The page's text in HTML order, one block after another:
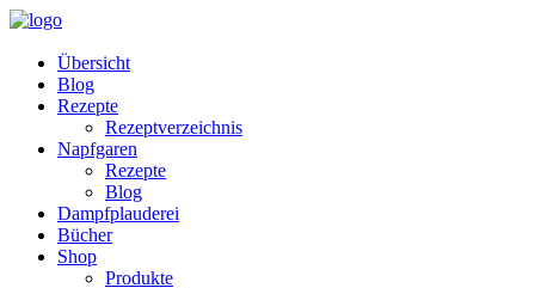
Übersicht
Blog
Rezepte
Rezeptverzeichnis
Napfgaren
Rezepte
Blog
Dampfplauderei
Bücher
Shop
Produkte